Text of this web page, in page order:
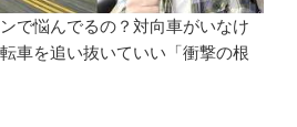
で悩んでるの？対向車がいなけ
車を追い抜いていい「衝撃の根